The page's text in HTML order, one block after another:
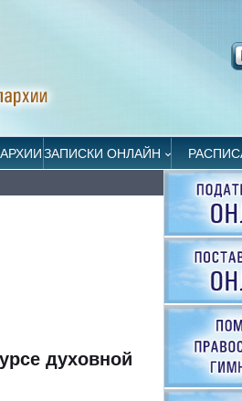
ЗАПИСКИ ОНЛАЙН
духовной